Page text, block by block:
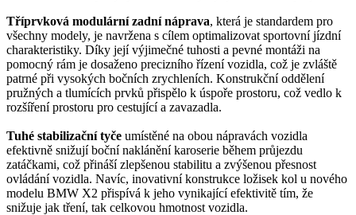
Tříprvková modulární zadní náprava, která je standardem pro
všechny modely, je navržena s cílem optimalizovat sportovní jízdní
charakteristiky. Díky její výjimečné tuhosti a pevné montáži na
pomocný rám je dosaženo precizního řízení vozidla, což je zvláště
patrné při vysokých bočních zrychleních. Konstrukční oddělení
pružných a tlumících prvků přispělo k úspoře prostoru, což vedlo k
rozšíření prostoru pro cestující a zavazadla.
Tuhé stabilizační tyče umístěné na obou nápravách vozidla
efektivně snižují boční naklánění karoserie během průjezdu
zatáčkami, což přináší zlepšenou stabilitu a zvýšenou přesnost
ovládání vozidla. Navíc, inovativní konstrukce ložisek kol u nového
modelu BMW X2 přispívá k jeho vynikající efektivitě tím, že
snižuje jak tření, tak celkovou hmotnost vozidla.